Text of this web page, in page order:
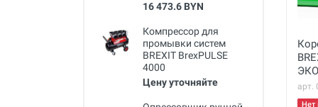
16 473.6 BYN
Компрессор для
промывки систем
BREXIT BrexPULSE
4000
Цену уточняйте
мм
арт.
Нет